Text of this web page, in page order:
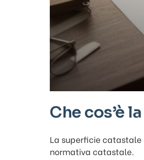
Che cos’è
La superficie
normativa catastale.